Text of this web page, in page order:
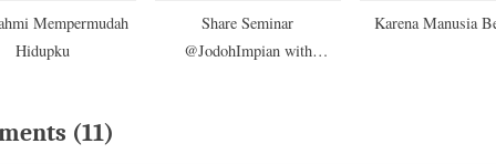
Mempermudah
Hidupku
Share Seminar
@JodohImpian with
Karena Manusia
(11)